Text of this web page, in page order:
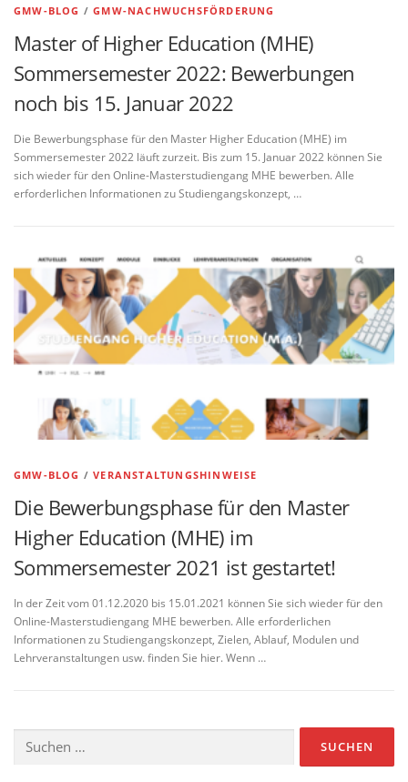
GMW-BLOG /GMW-NACHWUCHSFÖRDERUNG
Master of Higher Education (MHE)
Sommersemester 2022: Bewerbungen
noch bis 15. Januar 2022
Die Bewerbungsphase für den Master Higher Education (MHE) im
Sommersemester 2022 läuft zurzeit. Bis zum 15. Januar 2022 können Sie
sich wieder für den Online-Masterstudiengang MHE bewerben. Alle
erforderlichen Informationen zu Studiengangskonzept, …
GMW-BLOG /VERANSTALTUNGSHINWEISE
Die Bewerbungsphase für den Master
Higher Education (MHE) im
Sommersemester 2021 ist gestartet!
In der Zeit vom 01.12.2020 bis 15.01.2021 können Sie sich wieder für den
Online-Masterstudiengang MHE bewerben. Alle erforderlichen
Informationen zu Studiengangskonzept, Zielen, Ablauf, Modulen und
Lehrveranstaltungen usw. finden Sie hier. Wenn …
nach: